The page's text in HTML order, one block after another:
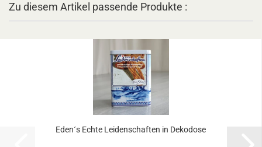
Zu diesem Artikel passende Produkte :
Eden´s Echte Leidenschaften in Dekodose